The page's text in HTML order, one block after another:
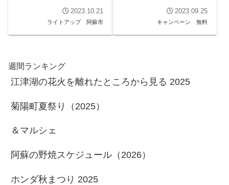
2023.10.21
ライトアップ 阿蘇市
2023.09.25
キャンペーン 無料
週間ランキング
江津湖の花火を離れたところから見る 2025
菊陽町夏祭り（2025）
＆マルシェ
阿蘇の野焼スケジュール（2026）
ホンダ秋まつり 2025